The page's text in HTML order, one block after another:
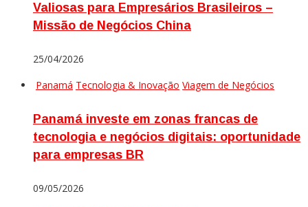
Valiosas para Empresários Brasileiros –
Missão de Negócios China
25/04/2026
Panamá Tecnologia & Inovação Viagem de Negócios
Panamá investe em zonas francas de
tecnologia e negócios digitais: oportunidade
para empresas BR
09/05/2026